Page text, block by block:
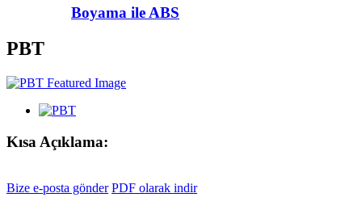
Boyama ile ABS
PBT
Kısa Açıklama:
Bize e-posta gönder PDF olarak indir